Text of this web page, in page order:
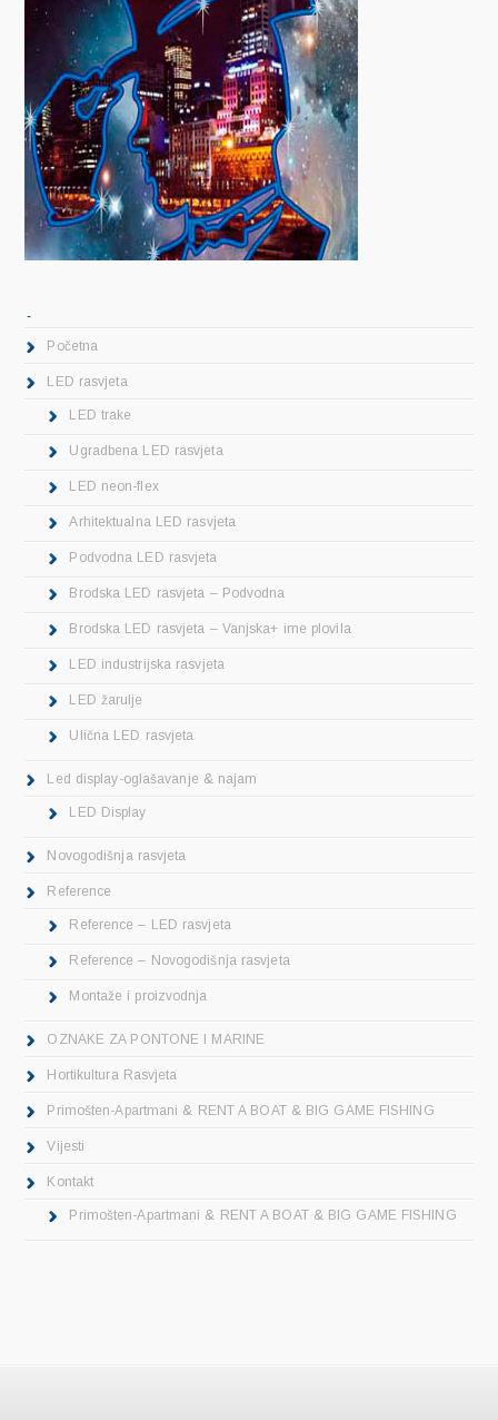
Početna
LED rasvjeta
LED trake
Ugradbena LED rasvjeta
LED neon-flex
Arhitektualna LED rasvjeta
Podvodna LED rasvjeta
Brodska LED rasvjeta – Podvodna
Brodska LED rasvjeta – Vanjska+ ime plovila
LED industrijska rasvjeta
LED žarulje
Ulična LED rasvjeta
Led display-oglašavanje & najam
LED Display
Novogodišnja rasvjeta
Reference
Reference – LED rasvjeta
Reference – Novogodišnja rasvjeta
Montaže i proizvodnja
OZNAKE ZA PONTONE I MARINE
Hortikultura Rasvjeta
Primošten-Apartmani & RENT A BOAT & BIG GAME FISHING
Vijesti
Kontakt
Primošten-Apartmani & RENT A BOAT & BIG GAME FISHING